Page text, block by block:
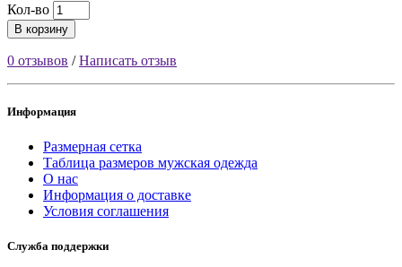
Кол-во
В корзину
0 отзывов /Написать отзыв
Информация
Размерная сетка
Таблица размеров мужская одежда
О нас
Информация о доставке
Условия соглашения
Служба поддержки